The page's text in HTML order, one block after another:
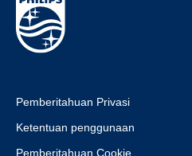
Pemberitahuan Privasi
Ketentuan penggunaan
Pemberitahuan Cookie